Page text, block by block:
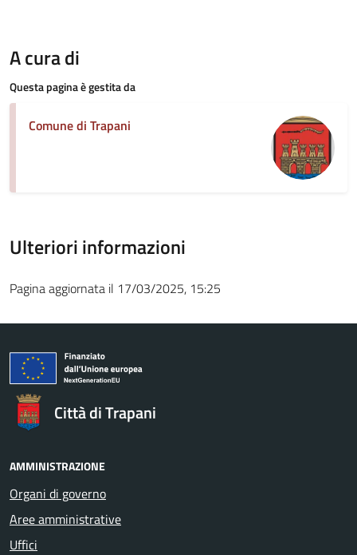
A cura di
Questa pagina è gestita da
Comune di Trapani
Ulteriori informazioni
Pagina aggiornata il 17/03/2025, 15:25
Città di Trapani
AMMINISTRAZIONE
Organi di governo
Aree amministrative
Uffici